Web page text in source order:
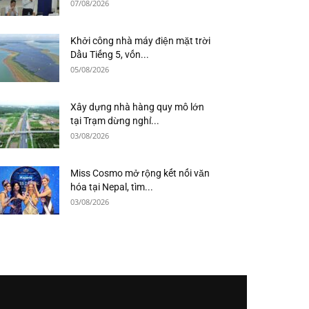
07/08/2026
Khởi công nhà máy điện mặt trời
Dầu Tiếng 5, vốn...
05/08/2026
Xây dựng nhà hàng quy mô lớn
tại Trạm dừng nghỉ...
03/08/2026
Miss Cosmo mở rộng kết nối văn
hóa tại Nepal, tìm...
03/08/2026